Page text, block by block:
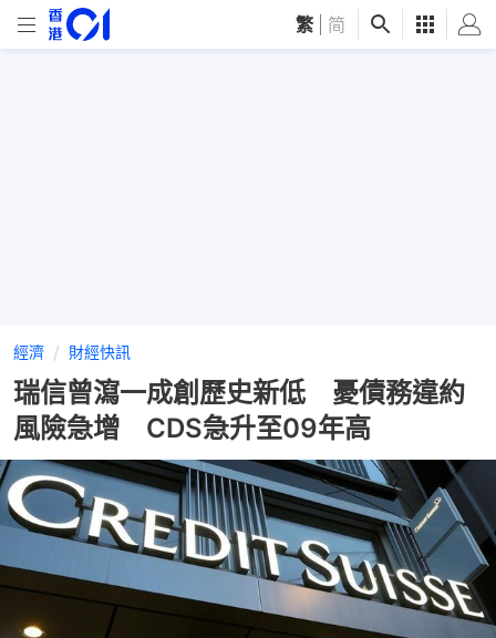
繁 简
經濟 財經快訊
瑞信曾瀉一成創歷史新低 憂債務違約
風險急增 CDS急升至09年高